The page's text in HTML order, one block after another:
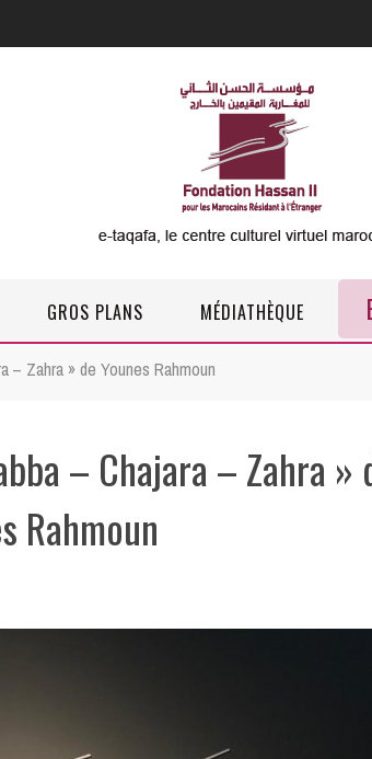
GROS PLANS MÉDIATHÈQUE
– Zahra » de Younes Rahmoun
– Chajara – Zahra »
Rahmoun